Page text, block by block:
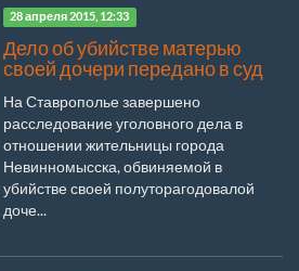
28 апреля 2015, 12:33
Дело об убийстве матерью
своей дочери передано в суд
На Ставрополье завершено
расследование уголовного дела в
отношении жительницы города
Невинномысска, обвиняемой в
убийстве своей полуторагодовалой
доче...